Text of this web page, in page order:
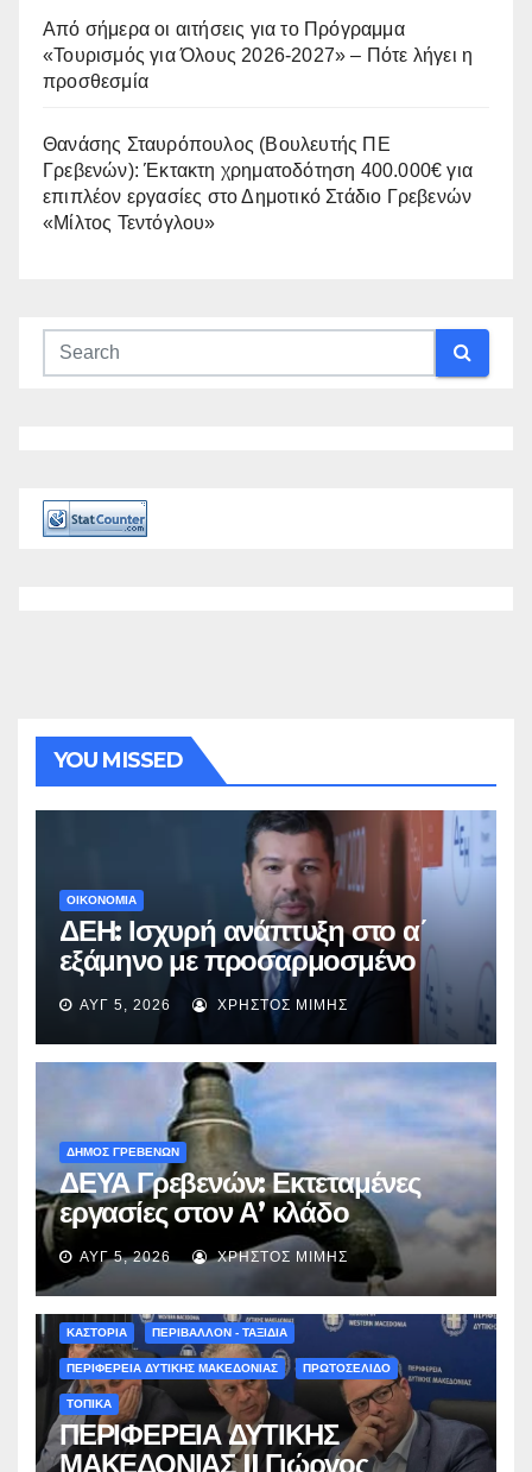
Από σήμερα οι αιτήσεις για το Πρόγραμμα
«Τουρισμός για Όλους 2026-2027» – Πότε λήγει η
προσθεσμία
Θανάσης Σταυρόπουλος (Βουλευτής ΠΕ
Γρεβενών): Έκτακτη χρηματοδότηση 400.000€ για
επιπλέον εργασίες στο Δημοτικό Στάδιο Γρεβενών
«Μίλτος Τεντόγλου»
YOU MISSED
ΟΙΚΟΝΟΜΙΑ
ΔΕΗ: Ισχυρή ανάπτυξη στο α΄
εξάμηνο με προσαρμοσμένο
EBITDA στα €1,2 δισ.
ΑΥΓ 5, 2026 ΧΡΉΣΤΟΣ ΜΊΜΗΣ
ΔΗΜΟΣ ΓΡΕΒΕΝΩΝ
ΔΕΥΑ Γρεβενών: Εκτεταμένες
εργασίες στον Α’ κλάδο
ύδρευσης – Ποιες περιοχές
επηρεάζονται την Πέμπτη
ΑΥΓ 5, 2026 ΧΡΉΣΤΟΣ ΜΊΜΗΣ
ΚΑΣΤΟΡΙΑ ΠΕΡΙΒΑΛΛΟΝ - ΤΑΞΙΔΙΑ
ΠΕΡΙΦΕΡΕΙΑ ΔΥΤΙΚΗΣ ΜΑΚΕΔΟΝΙΑΣ ΠΡΩΤΟΣΕΛΙΔΟ
ΤΟΠΙΚΑ
ΠΕΡΙΦΕΡΕΙΑ ΔΥΤΙΚΗΣ
ΜΑΚΕΔΟΝΙΑΣ || Γιώργος